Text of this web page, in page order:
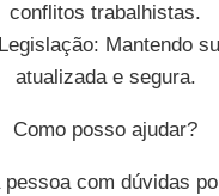
conflitos trabalhistas.
Mantendo
atualizada e segura.
Como posso ajudar?
com dúvidas